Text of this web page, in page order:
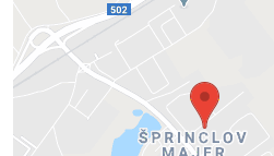
Externý obsah je
Prajete si načítať externý
Povoliť tentokrát